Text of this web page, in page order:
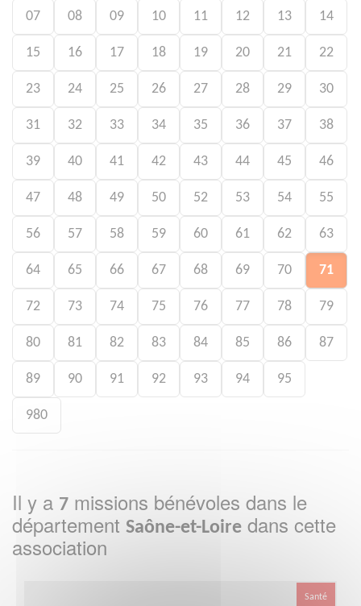
07 08 09 10 11 12 13 14
15 16 17 18 19 20 21 22
23 24 25 26 27 28 29 30
31 32 33 34 35 36 37 38
39 40 41 42 43 44 45 46
47 48 49 50 52 53 54 55
56 57 58 59 60 61 62 63
64 65 66 67 68 69 70 71
72 73 74 75 76 77 78 79
80 81 82 83 84 85 86 87
89 90 91 92 93 94 95
980
Il y a 7 missions bénévoles dans le
département Saône-et-Loire dans cette
association
Santé